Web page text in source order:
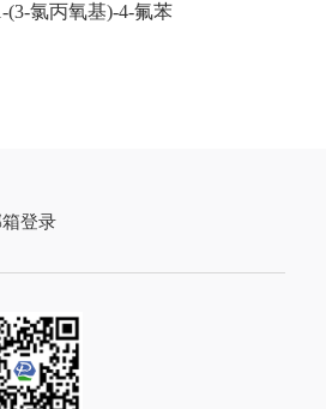
(3-氯丙氧基)-4-氟苯
箱登录